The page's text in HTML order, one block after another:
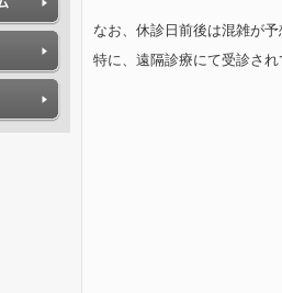
なお、休診日前後は混雑が
特に、遠隔診療にて受診さ